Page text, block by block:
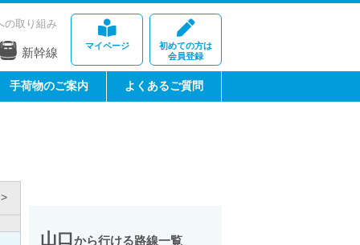
マイページ
初めての方は
会員登録
の取り組み
新幹線
手荷物のご案内 よくあるご質問
山口から行ける路線一覧